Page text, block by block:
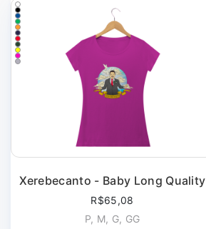
Xerebecanto - Baby Long Quality
R$65,08
P, M, G, GG